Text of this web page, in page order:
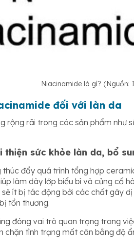
Niacinamide là gì? (Nguồn:
đối với làn da
rộng rãi trong các sản phẩm như
thiện sức khỏe làn da, bổ
đẩy quá trình tổng hợp
làm dày lớp biểu bì và củng cố
ít bị tác động bởi các chất gây
tổn thương.
đóng vai trò quan trọng trong
chặn tình trạng mất cân bằng độ